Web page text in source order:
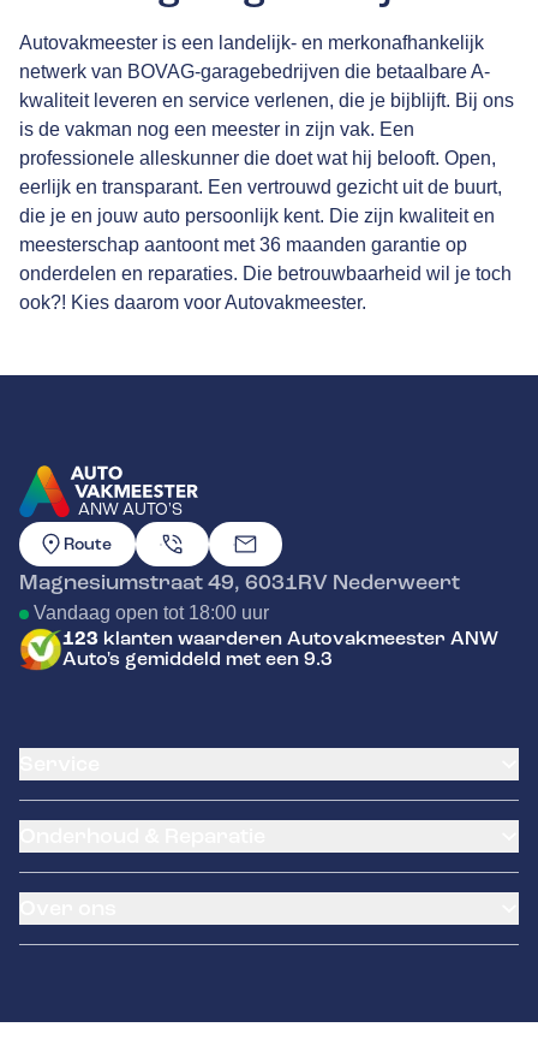
Autovakmeester is een landelijk- en merkonafhankelijk
netwerk van BOVAG-garagebedrijven die betaalbare A-
kwaliteit leveren en service verlenen, die je bijblijft. Bij ons
is de vakman nog een meester in zijn vak. Een
professionele alleskunner die doet wat hij belooft. Open,
eerlijk en transparant. Een vertrouwd gezicht uit de buurt,
die je en jouw auto persoonlijk kent. Die zijn kwaliteit en
meesterschap aantoont met36 maanden garantie op
onderdelen en reparaties. Die betrouwbaarheid wil je toch
ook?! Kies daarom voor Autovakmeester.
ANW AUTO'S
GA NAAR DE HOMEPAGINA
Route
Magnesiumstraat 49, 6031RV Nederweert
Vandaag open tot 18:00 uur
123 klanten waarderen Autovakmeester ANW
Auto's gemiddeld met een 9.3
Banden service
Pechhulp
Schade en reparatie